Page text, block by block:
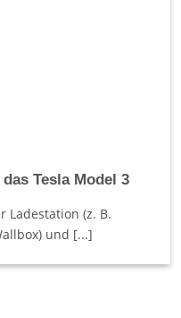
Tesla Model 3
Ladestation (z. B.
und [...]